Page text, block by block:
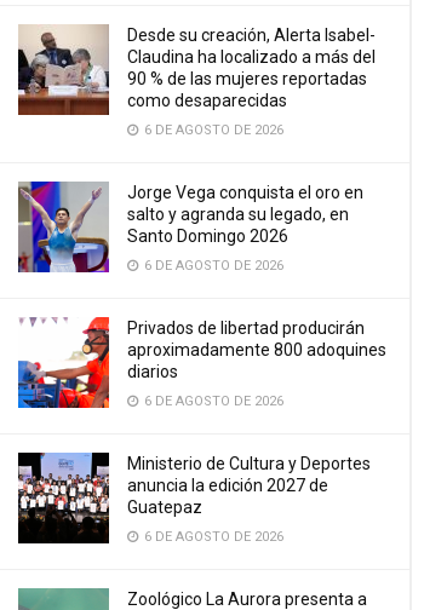
Desde su creación, Alerta Isabel-
Claudina ha localizado a más del
90 % de las mujeres reportadas
como desaparecidas
6 DE AGOSTO DE 2026
Jorge Vega conquista el oro en
salto y agranda su legado, en
Santo Domingo 2026
6 DE AGOSTO DE 2026
Privados de libertad producirán
aproximadamente 800 adoquines
diarios
6 DE AGOSTO DE 2026
Ministerio de Cultura y Deportes
anuncia la edición 2027 de
Guatepaz
6 DE AGOSTO DE 2026
Zoológico La Aurora presenta a